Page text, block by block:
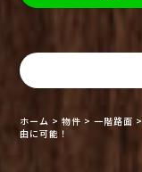
ホーム >物件 >一階路面 >
由に可能！